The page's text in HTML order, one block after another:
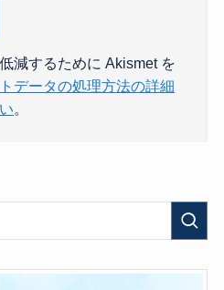
減するために Akismet を
データの処理方法の詳細
。